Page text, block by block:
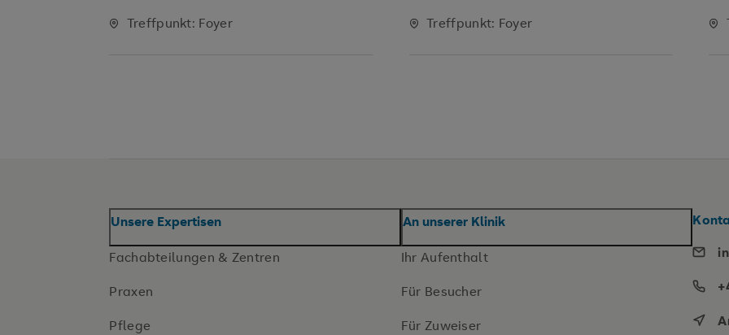
Treffpunkt: Foyer Treffpunkt: Foyer
Unsere Expertisen
Fachabteilungen & Zentren
Praxen
Pflege
An unserer Klinik
Ihr Aufenthalt
Für Besucher
Für Zuweiser